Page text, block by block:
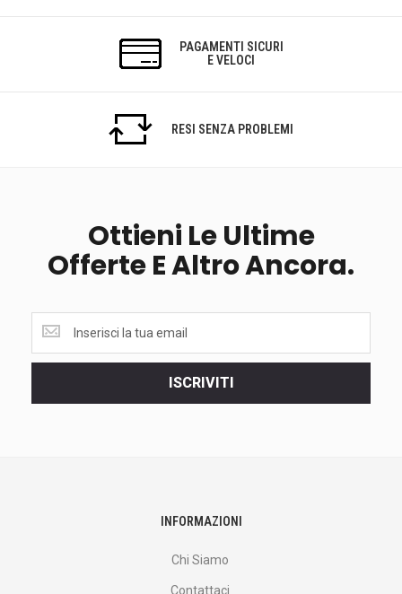
PAGAMENTI SICURI
E VELOCI
RESI SENZA PROBLEMI
Ottieni Le Ultime
Offerte E Altro Ancora.
ultime
ISCRIVITI
INFORMAZIONI
Chi Siamo
Contattaci